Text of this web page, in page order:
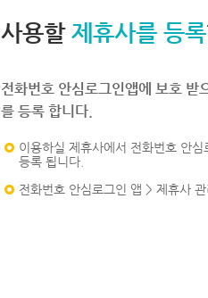
사용할 제휴사를 등록
전화번호 안심로그인앱에 보호 받
를 등록 합니다.
이용하실 제휴사에서 전화번호 안
등록 됩니다.
전화번호 안심로그인 앱 > 제휴사